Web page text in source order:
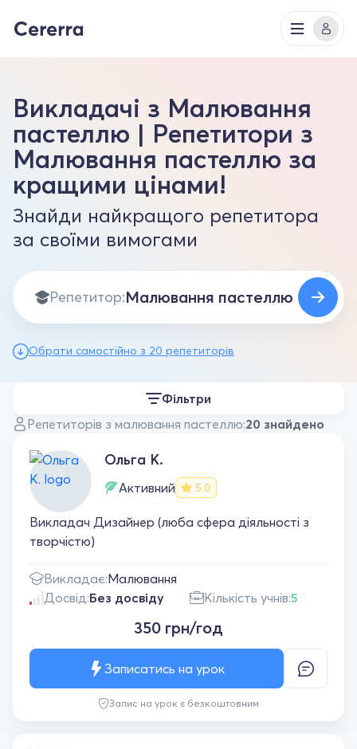
Викладачі з Малювання
пастеллю | Репетитори з
Малювання пастеллю за
кращими цінами!
Знайди найкращого репетитора
за своїми вимогами
Репетитор:
Обрати самостійно з 20 репетиторів
Репетиторів з малювання пастеллю:20 знайдено
Фільтри
Ольга К.
Активний 5.0
Викладач Дизайнер (люба сфера діяльності з
творчістю)
Викладає:Малювання
Досвід:Без досвіду Кількість учнів:5
350 грн/год
Запис на урок є безкоштовним
Записатись на урок